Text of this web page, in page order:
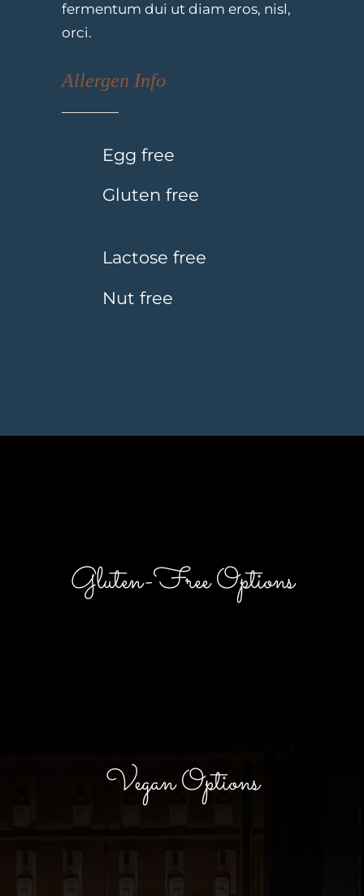
fermentum dui ut diam eros, nisl,
orci.
Allergen Info
Egg free
Gluten free
Lactose free
Nut free
Gluten-Free Options
Vegan Options